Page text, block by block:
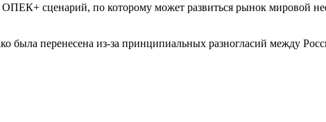
сценарий, по которому может развиться рынок мировой
была перенесена из-за принципиальных разногласий между